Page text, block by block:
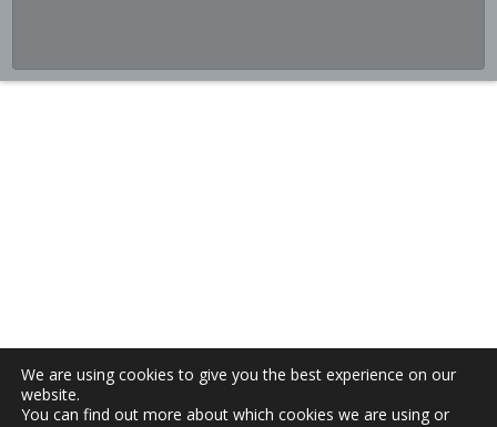
We are using cookies to give you the best experience on our
website.
You can find out more about which cookies we are using or